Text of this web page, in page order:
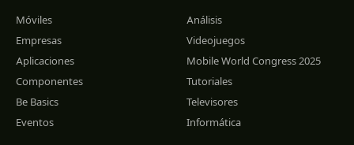
Móviles
Empresas
Aplicaciones
Componentes
Be Basics
Eventos
Análisis
Videojuegos
Mobile World Congress 2025
Tutoriales
Televisores
Informática